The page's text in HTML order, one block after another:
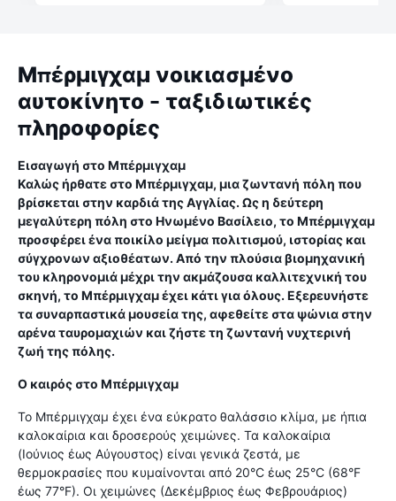
Μπέρμιγχαμ νοικιασμένο
αυτοκίνητο - ταξιδιωτικές
πληροφορίες
Εισαγωγή στο Μπέρμιγχαμ
Καλώς ήρθατε στο Μπέρμιγχαμ, μια ζωντανή πόλη που
βρίσκεται στην καρδιά της Αγγλίας. Ως η δεύτερη
μεγαλύτερη πόλη στο Ηνωμένο Βασίλειο, το Μπέρμιγχαμ
προσφέρει ένα ποικίλο μείγμα πολιτισμού, ιστορίας και
σύγχρονων αξιοθέατων. Από την πλούσια βιομηχανική
του κληρονομιά μέχρι την ακμάζουσα καλλιτεχνική του
σκηνή, το Μπέρμιγχαμ έχει κάτι για όλους. Εξερευνήστε
τα συναρπαστικά μουσεία της, αφεθείτε στα ψώνια στην
αρένα ταυρομαχιών και ζήστε τη ζωντανή νυχτερινή
ζωή της πόλης.
Ο καιρός στο Μπέρμιγχαμ
Το Μπέρμιγχαμ έχει ένα εύκρατο θαλάσσιο κλίμα, με ήπια
καλοκαίρια και δροσερούς χειμώνες. Τα καλοκαίρια
(Ιούνιος έως Αύγουστος) είναι γενικά ζεστά, με
θερμοκρασίες που κυμαίνονται από 20°C έως 25°C (68°F
έως 77°F). Οι χειμώνες (Δεκέμβριος έως Φεβρουάριος)